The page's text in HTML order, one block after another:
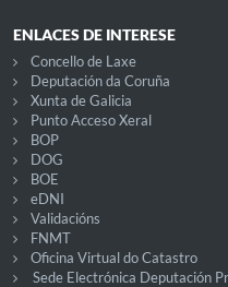
ENLACES DE INTERESE
Concello de Laxe
Deputación da Coruña
Xunta de Galicia
Punto Acceso Xeral
BOP
DOG
BOE
eDNI
Validacións
FNMT
Oficina Virtual do Catastro
Sede Electrónica Deputación